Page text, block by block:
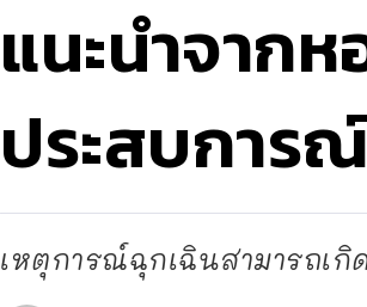
แนะนำจาก
ประสบการ
เหตุการณ์ฉุกเฉินสามารถเกิ